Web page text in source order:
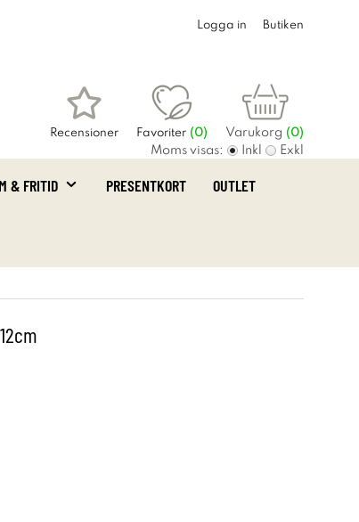
Logga in Butiken
Recensioner Favoriter (0) Varukorg (0)
Moms visas: Inkl Exkl
& FRITID PRESENTKORT OUTLET